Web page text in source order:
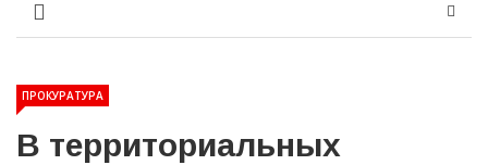
ПРОКУРАТУРА
В территориальных